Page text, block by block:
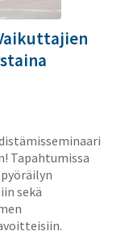
Tapahtumissa
sekä